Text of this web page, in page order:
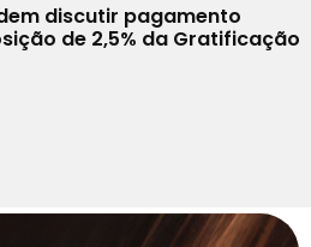
discutir pagamento
de 2,5% da Gratificação